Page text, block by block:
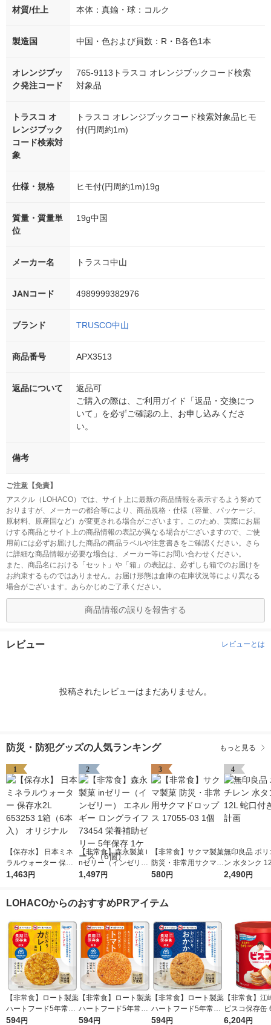
材質/仕上 本体：真鍮・球：コルク
製造国 中国・色および員数：R・B各色1本
オレンジブッ
ク発注コード
765-9113トラスコ オレンジブックコード検索
対象品
トラスコ オ
レンジブック
コード検索対
象
トラスコ オレンジブックコード検索対象品ヒモ
付(円周約1m)
仕様・規格 ヒモ付(円周約1m)19g
質量・質量単
位
19g中国
メーカー名 トラスコ中山
JANコード 4989999382976
ブランド TRUSCO中山
商品番号 APX3513
返品について
返品可
ご購入の際は、ご利用ガイド「返品・交換につ
いて」を必ずご確認の上、お申し込みくださ
い。
備考
ご注意【免責】
アスクル（LOHACO）では、サイト上に最新の商品情報を表示するよう努めて
おりますが、メーカーの都合等により、商品規格・仕様（容量、パッケージ、
原材料、原産国など）が変更される場合がございます。このため、実際にお届
けする商品とサイト上の商品情報の表記が異なる場合がございますので、ご使
用前には必ずお届けした商品の商品ラベルや注意書きをご確認ください。さら
に詳細な商品情報が必要な場合は、メーカー等にお問い合わせください。
また、商品名における「セット」や「箱」の表記は、必ずしも箱でのお届けを
お約束するものではありません。お届け形態は倉庫の在庫状況等により異なる
場合がございます。あらかじめご了承ください。
商品情報の誤りを報告する
レビュー レビューとは
投稿されたレビューはまだありません。
防災・防犯グッズの人気ランキング もっと見る
1
【保存水】 日本ミネ
ラルウォーター 保存
水2L 653253 1箱（6
1,463円
2
【非常食】森永製菓 i
nゼリー（インゼリ
ー） エネルギー ロン
ケース（6個）
1,497円
3
【非常食】サクマ製菓
防災・非常用サクマド
ロップス 17055-03 1
580円
4
無印良品 ポリ
ン 水タンク
付き 良品計画
2,490円
LOHACOからのおすすめPRアイテム
【非常食】ロート製薬
ハートフード5年常温
保存 おにぎり カレー
594円
【非常食】ロート製薬
ハートフード5年常温
保存おにぎり トマト
594円
【非常食】ロート製薬
ハートフード5年常温
保存おにぎり おかか
594円
【非常食】江
ビスコ保存缶
2 1セット(1
6,204円